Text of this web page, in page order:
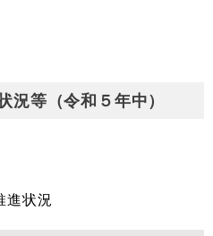
況等（令和５年中）
進状況